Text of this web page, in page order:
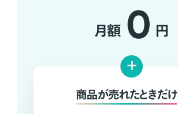
月額 0 円
+
商品が売れたときだけ